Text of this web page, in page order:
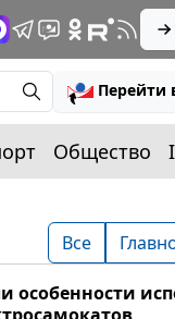
Перейти
Общество
Все
особенности